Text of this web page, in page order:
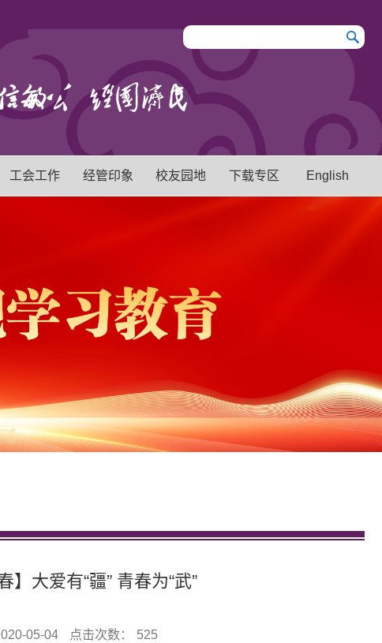
工会工作 经管印象 校友园地 下载专区 English
】大爱有“疆” 青春为“武”
05-04 点击次数： 525